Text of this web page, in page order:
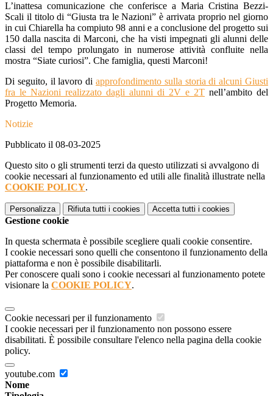
L’inattesa comunicazione che conferisce a Maria Cristina Bezzi-
Scali il titolo di “Giusta tra le Nazioni” è arrivata proprio nel giorno
in cui Chiarella ha compiuto 98 anni e a conclusione del progetto sui
150 dalla nascita di Marconi, che ha visti impegnati gli alunni delle
classi del tempo prolungato in numerose attività confluite nella
mostra “Siate curiosi”. Che famiglia, questi Marconi!
Di seguito, il lavoro di approfondimento sulla storia di alcuni Giusti
fra le Nazioni realizzato dagli alunni di 2V e 2T nell’ambito del
Progetto Memoria.
Notizie
Pubblicato il 08-03-2025
Questo sito o gli strumenti terzi da questo utilizzati si avvalgono di
cookie necessari al funzionamento ed utili alle finalità illustrate nella
COOKIE POLICY.
Personalizza Rifiuta tutti i cookies Accetta tutti i cookies
Gestione cookie
In questa schermata è possibile scegliere quali cookie consentire.
I cookie necessari sono quelli che consentono il funzionamento della
piattaforma e non è possibile disabilitarli.
Per conoscere quali sono i cookie necessari al funzionamento potete
visionare la COOKIE POLICY.
Cookie necessari per il funzionamento
I cookie necessari per il funzionamento non possono essere
disabilitati. È possibile consultare l'elenco nella pagina della cookie
policy.
youtube.com
Nome